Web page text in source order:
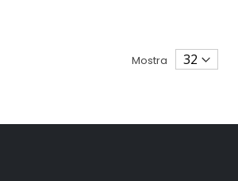
Mostra